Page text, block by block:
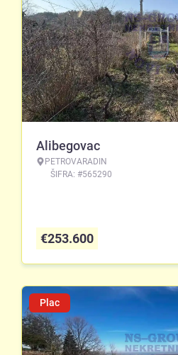
Alibegovac
PETROVARADIN
ŠIFRA: #565290
€253.600
Plac